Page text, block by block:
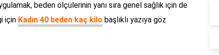
beden ölçülerinin yanı sıra genel sağlık için de
için Kadın 40 beden kaç kilo başlıklı yazıya göz